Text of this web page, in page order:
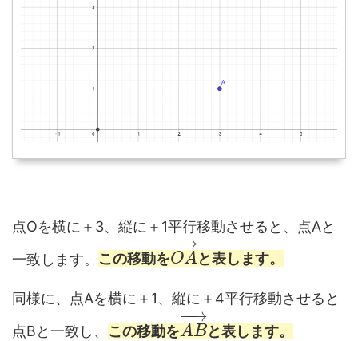
点Oを横に＋3、縦に＋1平行移動させると、点Aと
一致します。 この移動をOA
−→
−
と表します。
同様に、点Aを横に＋1、縦に＋4平行移動させると
点Bと一致し、 この移動をAB
−→
−
と表します。